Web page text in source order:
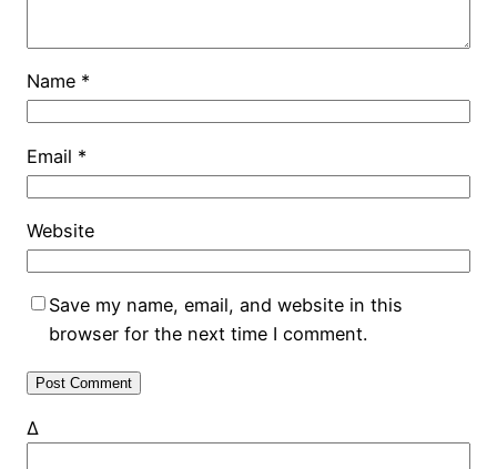
Name *
Email *
Website
Save my name, email, and website in this
browser for the next time I comment.
Δ